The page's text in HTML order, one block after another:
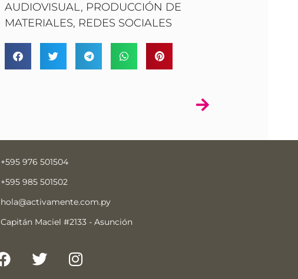
AUDIOVISUAL, PRODUCCIÓN DE
MATERIALES, REDES SOCIALES
+595 976 501504
+595 985 501502
hola@activamente.com.py
Capitán Maciel #2133 - Asunción